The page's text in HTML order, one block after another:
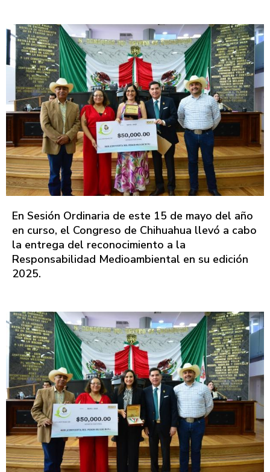
En Sesión Ordinaria de este 15 de mayo del año
en curso, el Congreso de Chihuahua llevó a cabo
la entrega del reconocimiento a la
Responsabilidad Medioambiental en su edición
2025.